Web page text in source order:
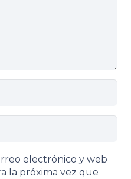
electrónico y web
la próxima vez que